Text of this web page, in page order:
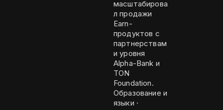
масштабирова
л продажи
Earn-
продуктов с
партнерствам
и уровня
Alpha-Bank и
TON
Foundation.
Образование и
языки ·